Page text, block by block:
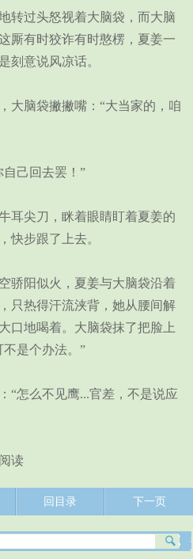
过头怒视着大脑袋，而大脑
厮有时狡诈有时憨楞，夏姜一
刻意说风凉话。
脑袋撇撇嘴：“大当家的，咱
己回去罢！”
尖刀，眯着眼睛盯着夏姜的
快步跟了上去。
阳似火，夏姜与大脑袋沿着
只热得汗流浃背，她从腰间解
口地喝着。大脑袋抹了把脸上
是个办法。”
怎么不见鹰...官差，不是说应
读
回目录 下一页